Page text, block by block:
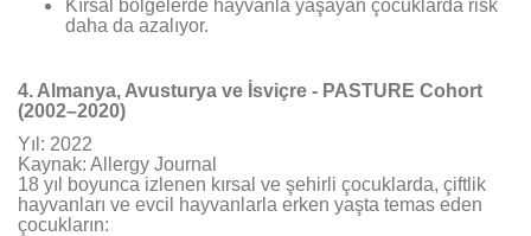
Kırsal bölgelerde hayvanla yaşayan çocuklarda risk
daha da azalıyor.
4. Almanya, Avusturya ve İsviçre - PASTURE Cohort
(2002–2020)
Yıl: 2022
Kaynak: Allergy Journal
18 yıl boyunca izlenen kırsal ve şehirli çocuklarda, çiftlik
hayvanları ve evcil hayvanlarla erken yaşta temas eden
çocukların: